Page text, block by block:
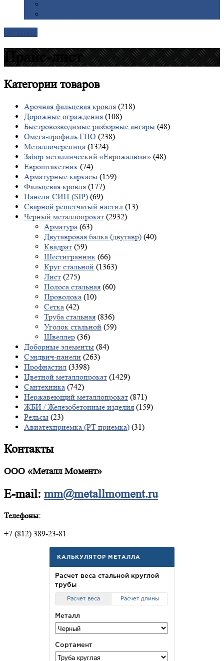
Прайс-лист
Категориитоваров
Арочная фальцевая кровля (218)
Дорожные ограждения (108)
Быстровозводимые разборные ангары (48)
Омега-профиль ГПО (238)
Металлочерепица (1324)
Забор металлический «Еврожалюзи» (48)
Евроштакетник (74)
Арматурные каркасы (159)
Фальцевая кровля (177)
Панели СИП (SIP) (69)
Сварной решетчатый настил (13)
Черный металлопрокат (2932)
Арматура (63)
Двутавровая балка (двутавр) (40)
Квадрат (59)
Шестигранник (66)
Круг стальной (1363)
Лист (275)
Полоса стальная (60)
Проволока (10)
Сетка (42)
Труба стальная (836)
Уголок стальной (59)
Швеллер (36)
Доборные элементы (84)
Сэндвич-панели (263)
Профнастил (3398)
Цветной металлопрокат (1429)
Сантехника (742)
Нержавеющий металлопрокат (871)
ЖБИ / Железобетонные изделия (159)
Рельсы (23)
Авиатехприемка (РТ приемка) (31)
Контакты
ООО «Металл Момент»
E-mail: mm@metallmoment.ru
Телефоны:
+7 (812) 389-23-81